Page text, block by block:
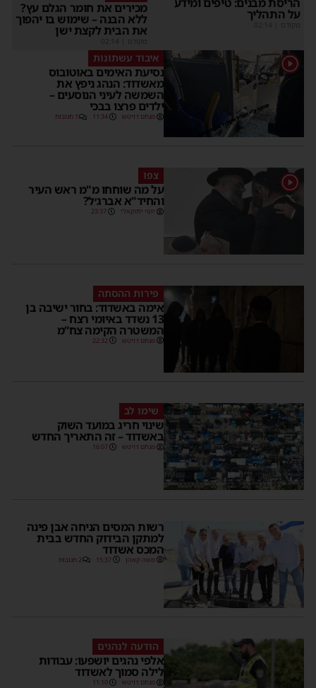
על התהליך מכירים את חומר הגלם עץ?
ללא הבנה – שימוש בו יהפוך
את הבית לקצת ישן
איבוד עשתונות
נסיעת האימים באוטובוס
מאשדוד: הנהג ניפץ את
השמשה לעיני הנוסעים –
ילדים פרצו בבכי
מנחם דויטש 11:34 1 תגובות
על מה שוחחו מ"מ ראש העיר
והחיד"א אברג׳ל?
יוסי יחזקאלי 23:37
פירות ההסתה
אימה באשדוד: בחור ישיבה בן
13 נשדד באיומי רצח –
המשטרה הקימה צח”מ
מנחם דויטש 22:32
שימו לב
שינוי חריג במועד השוק
באשדוד – זה התאריך החדש
מנחם דויטש 16:07
רשות המסים הניחה אבן פינה
למתקן הבידוק החדש בבית
המכס אשדוד
משה קאהן 15:37 2 תגובות
הודעה לנהגים
אלפי נהגים יושפעו: עבודות
לילה סמוך לאשדוד
מנחם דויטש 11:10